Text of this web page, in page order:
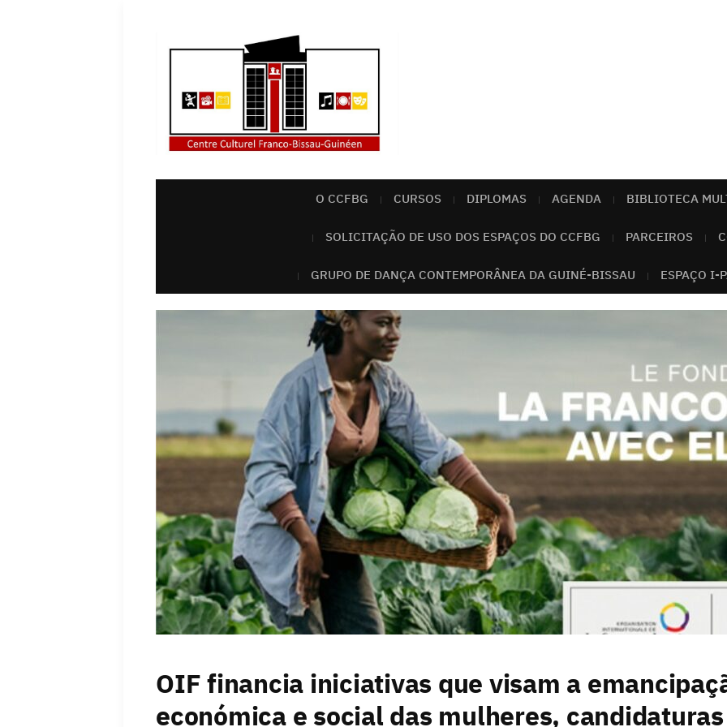
O CCFBG CURSOS DIPLOMAS AGENDA BIBLIOTECA
SOLICITAÇÃO DE USO DOS ESPAÇOS DO CCFBG PARCEIROS
GRUPO DE DANÇA CONTEMPORÂNEA DA GUINÉ-BISSAU ESPAÇO I-
OIF financia iniciativas que visam a
económica e social das mulheres, candidaturas